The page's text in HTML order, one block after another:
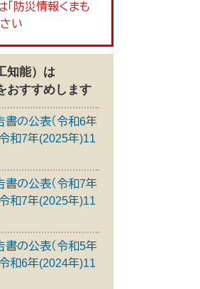
防災情報くまも
い
知能）は
おすすめします
の公表（令和6年
和7年(2025年)11
の公表（令和7年
和7年(2025年)11
の公表（令和5年
和6年(2024年)11